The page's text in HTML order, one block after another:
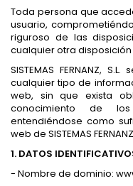
Toda persona que
usuario,
riguroso de las
cualquier otra
SISTEMAS FERNANZ,
cualquier tipo de
web, sin que exista
conocimiento de
entendiéndose como
web de SISTEMAS
1. DATOS
- Nombre de dominio: